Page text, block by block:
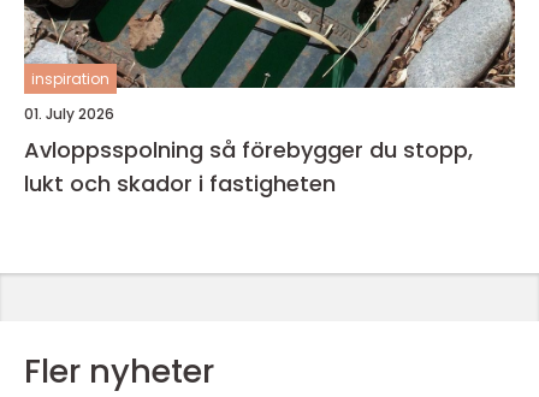
inspiration
01. July 2026
Avloppsspolning så förebygger du stopp,
lukt och skador i fastigheten
Fler nyheter